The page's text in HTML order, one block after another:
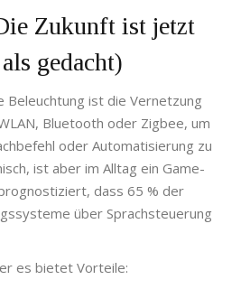
Zukunft ist jetzt
gedacht)
Beleuchtung ist die Vernetzung
Bluetooth oder Zigbee, um
oder Automatisierung zu
ist aber im Alltag ein Game-
dass 65 % der
über Sprachsteuerung
es bietet Vorteile: